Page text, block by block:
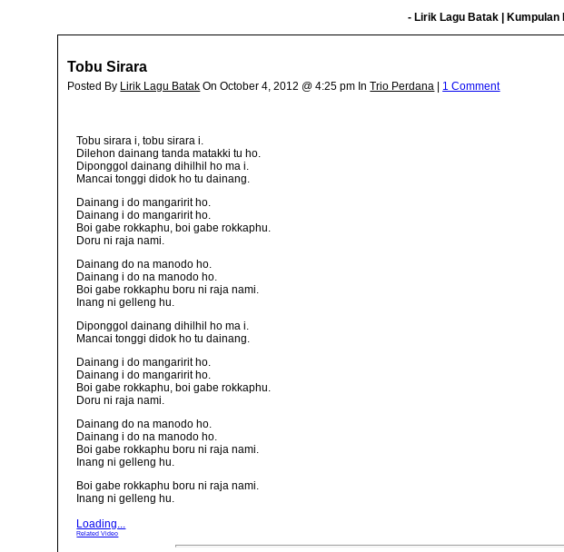
- Lirik Lagu Batak | Kumpulan
Tobu Sirara
Posted By Lirik Lagu Batak On October 4, 2012 @ 4:25 pm InTrio Perdana 1 Comment
Tobu sirara i, tobu sirara i.
Dilehon dainang tanda matakki tu ho.
Diponggol dainang dihilhil ho ma i.
Mancai tonggi didok ho tu dainang.
Dainang i do mangaririt ho.
Dainang i do mangaririt ho.
Boi gabe rokkaphu, boi gabe rokkaphu.
Doru ni raja nami.
Dainang do na manodo ho.
Dainang i do na manodo ho.
Boi gabe rokkaphu boru ni raja nami.
Inang ni gelleng hu.
Diponggol dainang dihilhil ho ma i.
Mancai tonggi didok ho tu dainang.
Dainang i do mangaririt ho.
Dainang i do mangaririt ho.
Boi gabe rokkaphu, boi gabe rokkaphu.
Doru ni raja nami.
Dainang do na manodo ho.
Dainang i do na manodo ho.
Boi gabe rokkaphu boru ni raja nami.
Inang ni gelleng hu.
Boi gabe rokkaphu boru ni raja nami.
Inang ni gelleng hu.
Loading...
Related Video